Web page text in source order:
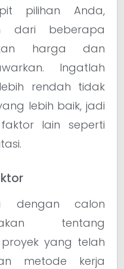
pilihan Anda,
dari beberapa
harga dan
Ingatlah
rendah tidak
lebih baik, jadi
lain seperti
dengan calon
tentang
yang telah
metode kerja